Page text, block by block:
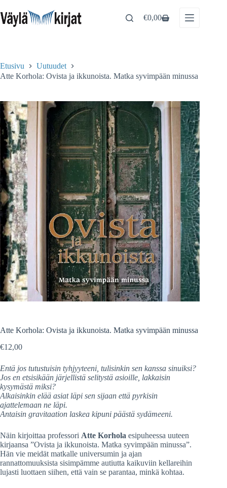
to
content
Shopping
€0,00
Etusivu
Uutuudet
Atte Korhola: Ovista ja ikkunoista. Matka syvimpään minussa
Atte Korhola: Ovista ja ikkunoista. Matka syvimpään minussa
€12,00
Entä jos tutustuisin tyhjyyteeni, tulisinkin sen kanssa sinuiksi?
Jos en etsisikään järjellistä selitystä asioille, lakkaisin
kysymästä miksi?
Alkaisinkin elää asiat läpi sen sijaan että pyrkisin
ajattelemaan ne läpi.
Antaisin gravitaation laskea kipuni päästä sydämeeni.
Näin kirjoittaa professori Atte Korhola esipuheessa uuteen
kirjaansa ”Ovista ja ikkunoista. Matka syvimpään minussa”.
Hän vie meidät matkalle universumin ja ajan
rannattomuuksista sisimpämme autiutta kaikuviin kellareihin
lujasti luottaen siihen, että vain se parantaa, minkä kohtaa.